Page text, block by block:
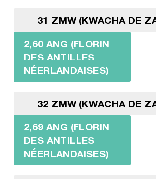
31 ZMW (KWACHA DE
2,60 ANG (FLORIN
DES ANTILLES
NÉERLANDAISES)
32 ZMW (KWACHA DE
2,69 ANG (FLORIN
DES ANTILLES
NÉERLANDAISES)